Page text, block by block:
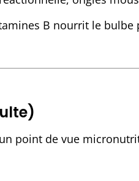
B nourrit le
point de vue